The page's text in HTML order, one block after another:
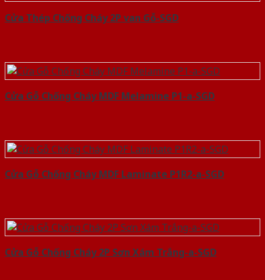
Cửa Thép Chống Cháy 2P van Gỗ-SGD
Cửa Gỗ Chống Cháy MDF Melamine P1-a-SGD
Cửa Gỗ Chống Cháy MDF Laminate P1R2-a-SGD
Cửa Gỗ Chống Cháy 2P Sơn Xám Trắng-a-SGD